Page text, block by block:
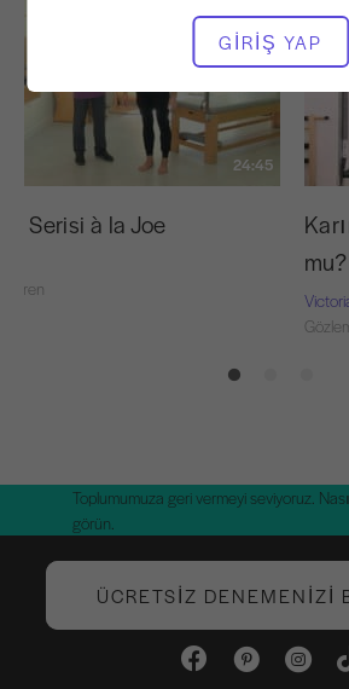
GIRIŞ YAP
24:45
Serisi à la Joe
mu?
Toplumumuza geri vermeyi seviyoruz.
görün.
ÜCRETSIZ DENEMENIZI